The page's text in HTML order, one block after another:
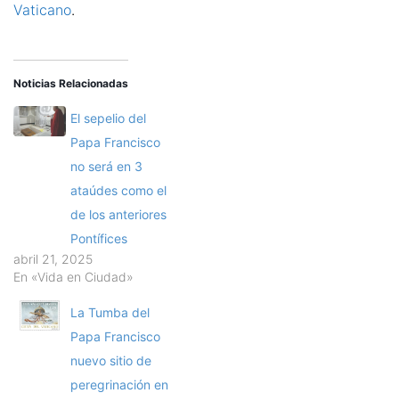
Vaticano.
Noticias Relacionadas
El sepelio del
Papa Francisco
no será en 3
ataúdes como el
de los anteriores
Pontífices
abril 21, 2025
En «Vida en Ciudad»
La Tumba del
Papa Francisco
nuevo sitio de
peregrinación en